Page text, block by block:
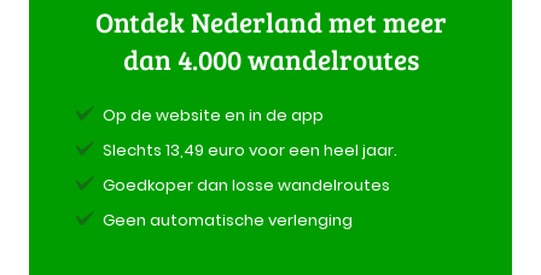
Ontdek Nederland met meer
dan 4.000 wandelroutes
Op de website en in de app
Slechts 13,49 euro voor een heel jaar.
Goedkoper dan losse wandelroutes
Geen automatische verlenging